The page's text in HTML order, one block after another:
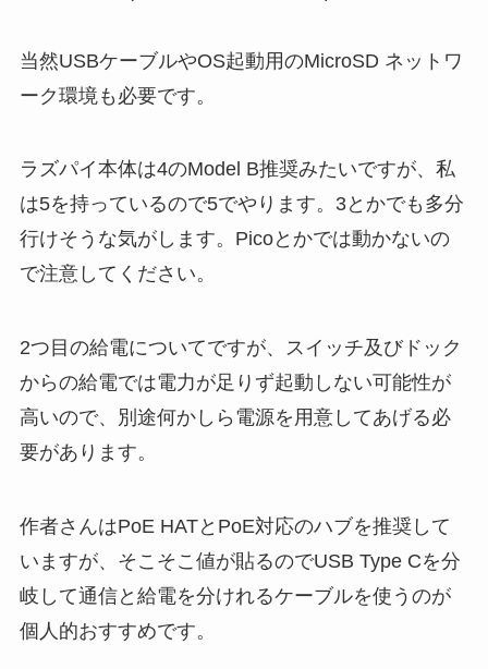
当然USBケーブルやOS起動用のMicroSD ネットワ
ーク環境も必要です。
ラズパイ本体は4のModel B推奨みたいですが、私
は5を持っているので5でやります。3とかでも多分
行けそうな気がします。Picoとかでは動かないの
で注意してください。
2つ目の給電についてですが、スイッチ及びドック
からの給電では電力が足りず起動しない可能性が
高いので、別途何かしら電源を用意してあげる必
要があります。
作者さんはPoE HATとPoE対応のハブを推奨して
いますが、そこそこ値が貼るのでUSB Type Cを分
岐して通信と給電を分けれるケーブルを使うのが
個人的おすすめです。